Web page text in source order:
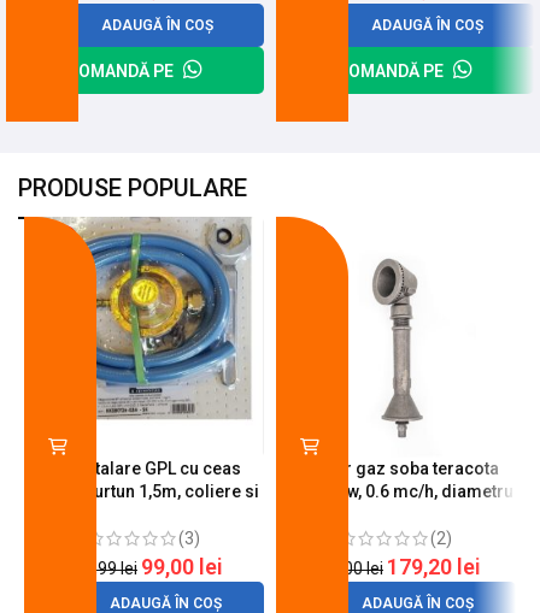
ADAUGĂ ÎN COȘ
COMANDĂ PE
ADAUGĂ ÎN COȘ
COMANDĂ PE
PRODUSE POPULARE
Kit instalare GPL cu ceas
butelie, furtun 1,5m, coliere si
(3)
120,99lei 99,00 lei
ADAUGĂ ÎN COȘ
Arzator gaz soba teracota
A600, 6 kw, 0.6 mc/h, diametru
(2)
200,00lei 179,20 lei
ADAUGĂ ÎN COȘ